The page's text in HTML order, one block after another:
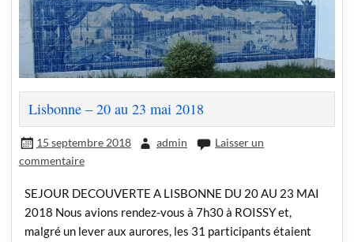
Lisbonne – 20 au 23 mai 2018
15 septembre 2018 admin
Laisser un
commentaire
SEJOUR DECOUVERTE A LISBONNE DU 20 AU 23 MAI
2018 Nous avions rendez-vous à 7h30 à ROISSY et,
malgré un lever aux aurores, les 31 participants étaient